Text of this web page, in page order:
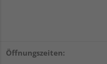
Öffnungszeiten: